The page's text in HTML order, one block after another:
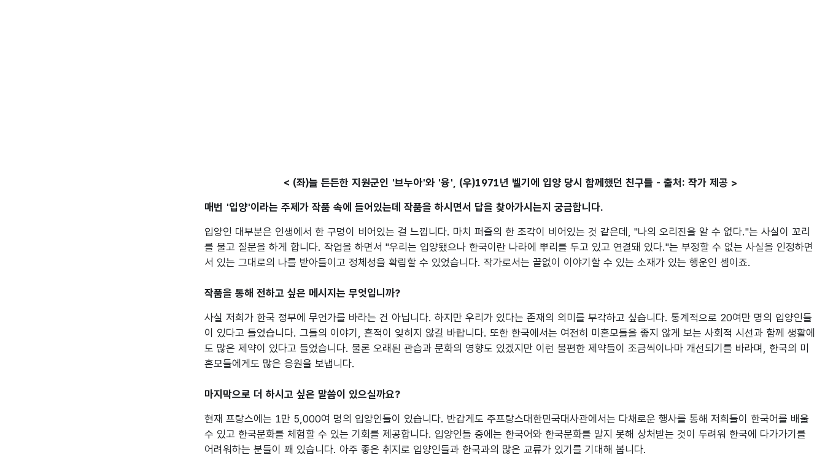
< (좌)늘 든든한 지원군인 '브누아'와 '융', (우)1971년 벨기에 입양 당시 함께했던 친구들 - 출처: 작가 제공 >
매번 '입양'이라는 주제가 작품 속에 들어있는데 작품을 하시면서 답을 찾아가시는지 궁금합니다.
입양인 대부분은 인생에서 한 구멍이 비어있는 걸 느낍니다. 마치 퍼즐의 한 조각이 비어있는 것 같은데, "나의 오리진을 알 수 없다."는 사실이 꼬리
를 물고 질문을 하게 합니다. 작업을 하면서 "우리는 입양됐으나 한국이란 나라에 뿌리를 두고 있고 연결돼 있다."는 부정할 수 없는 사실을 인정하면
서 있는 그대로의 나를 받아들이고 정체성을 확립할 수 있었습니다. 작가로서는 끝없이 이야기할 수 있는 소재가 있는 행운인 셈이죠.
작품을 통해 전하고 싶은 메시지는 무엇입니까?
사실 저희가 한국 정부에 무언가를 바라는 건 아닙니다. 하지만 우리가 있다는 존재의 의미를 부각하고 싶습니다. 통계적으로 20여만 명의 입양인들
이 있다고 들었습니다. 그들의 이야기, 흔적이 잊히지 않길 바랍니다. 또한 한국에서는 여전히 미혼모들을 좋지 않게 보는 사회적 시선과 함께 생활에
도 많은 제약이 있다고 들었습니다. 물론 오래된 관습과 문화의 영향도 있겠지만 이런 불편한 제약들이 조금씩이나마 개선되기를 바라며, 한국의 미
혼모들에게도 많은 응원을 보냅니다.
마지막으로 더 하시고 싶은 말씀이 있으실까요?
현재 프랑스에는 1만 5,000여 명의 입양인들이 있습니다. 반갑게도 주프랑스대한민국대사관에서는 다채로운 행사를 통해 저희들이 한국어를 배울
수 있고 한국문화를 체험할 수 있는 기회를 제공합니다. 입양인들 중에는 한국어와 한국문화를 알지 못해 상처받는 것이 두려워 한국에 다가가기를
어려워하는 분들이 꽤 있습니다. 아주 좋은 취지로 입양인들과 한국과의 많은 교류가 있기를 기대해 봅니다.